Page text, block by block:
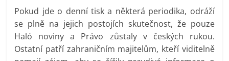
Pokud jde o denní tisk a některá periodika, odráží
se plně na jejich postojích skutečnost, že pouze
Haló noviny a Právo zůstaly v českých rukou.
Ostatní patří zahraničním majitelům, kteří viditelně